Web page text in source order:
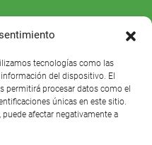
tecnologías como las
del dispositivo. El
permitirá procesar datos como el
únicas en este sitio.
afectar negativamente a